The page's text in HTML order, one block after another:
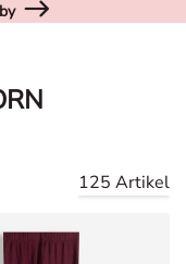
125 Artikel